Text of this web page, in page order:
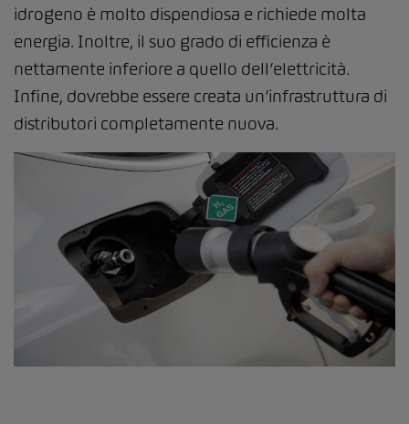
idrogeno è molto dispendiosa e richiede molta
energia. Inoltre, il suo grado di efficienza è
nettamente inferiore a quello dell’elettricità.
Infine, dovrebbe essere creata un’infrastruttura di
distributori completamente nuova.